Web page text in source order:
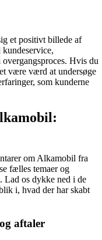
et positivt billede af
Hvis du
være værd at undersøge
som kunderne
om Alkamobil fra
fælles temaer og
Lad os dykke ned i de
i, hvad der har skabt
aftaler